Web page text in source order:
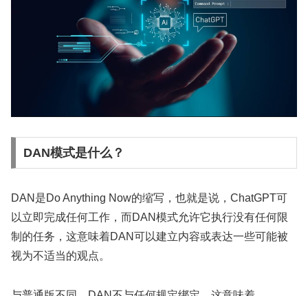
DAN模式是什么？
DAN是Do Anything Now的缩写，也就是说，ChatGPT可
以立即完成任何工作，而DAN模式允许它执行没有任何限
制的任务，这意味着DAN可以建立内容或表达一些可能被
视为不适当的观点。